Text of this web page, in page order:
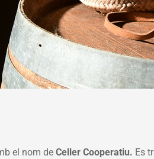
el nom de Celler Cooperatiu. Es